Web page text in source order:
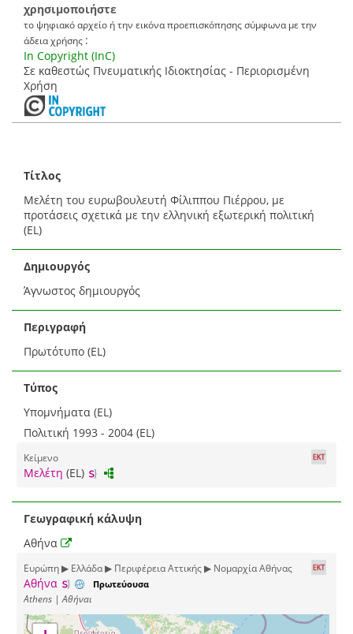
χρησιμοποιήστε
το ψηφιακό αρχείο ή την εικόνα προεπισκόπησης σύμφωνα με την
άδεια χρήσης :
In Copyright (InC)
Σε καθεστώς Πνευματικής Ιδιοκτησίας - Περιορισμένη
Χρήση
Τίτλος
Μελέτη του ευρωβουλευτή Φίλιππου Πιέρρου, με
προτάσεις σχετικά με την ελληνική εξωτερική πολιτική
(EL)
Δημιουργός
Άγνωστος δημιουργός
Περιγραφή
Πρωτότυπο (EL)
Τύπος
Υπομνήματα (EL)
Πολιτική 1993 - 2004 (EL)
Κείμενο
Μελέτη (EL)
Γεωγραφική κάλυψη
Αθήνα
Ευρώπη ▶ Ελλάδα ▶ Περιφέρεια Αττικής ▶ Νομαρχία Αθήνας
Αθήνα Πρωτεύουσα
Athens | Αθήναι